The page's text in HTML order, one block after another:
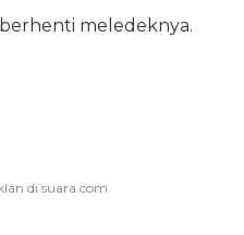
meledeknya.